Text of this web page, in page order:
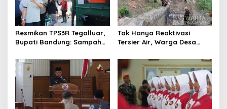
Resmikan TPS3R Tegalluar,
Bupati Bandung: Sampah
Pemerintah
Tak Hanya Reaktivasi
Tersier Air, Warga Desa
Alternatif di Padalarang